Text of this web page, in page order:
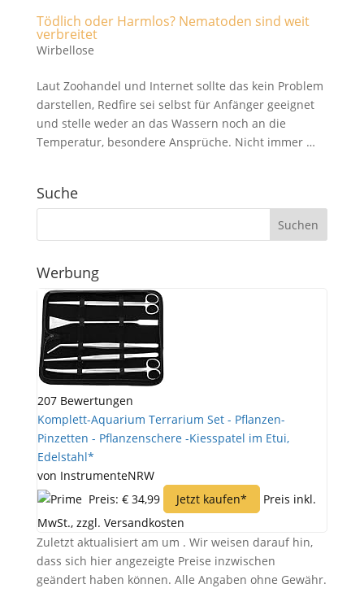
Tödlich oder Harmlos? Nematoden sind weit
verbreitet
Wirbellose
Laut Zoohandel und Internet sollte das kein Problem
darstellen, Redfire sei selbst für Anfänger geeignet
und stelle weder an das Wassern noch an die
Temperatur, besondere Ansprüche. Nicht immer …
Suche
Werbung
207 Bewertungen
Komplett-Aquarium Terrarium Set - Pflanzen-
Pinzetten - Pflanzenschere -Kiesspatel im Etui,
Edelstahl*
von InstrumenteNRW
Preis: € 34,99
Jetzt kaufen*
Preis inkl.
MwSt., zzgl. Versandkosten
Zuletzt aktualisiert am um . Wir weisen darauf hin,
dass sich hier angezeigte Preise inzwischen
geändert haben können. Alle Angaben ohne Gewähr.